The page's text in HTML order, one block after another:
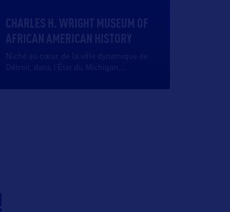
CHARLES H. WRIGHT MUSEUM OF
AFRICAN AMERICAN HISTORY
Niché au cœur de la ville dynamique de
Détroit, dans l’État du Michigan,